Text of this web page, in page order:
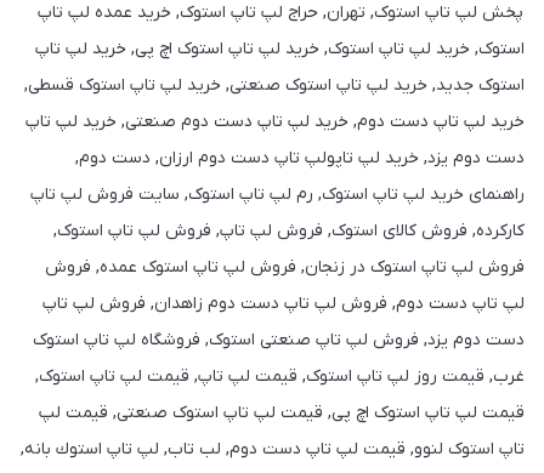
پخش لپ تاپ استوک, تهران, حراج لپ تاپ استوک, خرید عمده لپ تاپ
استوک, خرید لپ تاپ استوک, خرید لپ تاپ استوک اچ پی, خرید لپ تاپ
استوک جدید, خرید لپ تاپ استوک صنعتی, خرید لپ تاپ استوک قسطی,
خرید لپ تاپ دست دوم, خرید لپ تاپ دست دوم صنعتی, خرید لپ تاپ
دست دوم یزد, خرید لپ تاپولپ تاپ دست دوم ارزان, دست دوم,
راهنمای خرید لپ تاپ استوک, رم لپ تاپ استوک, سایت فروش لپ تاپ
کارکرده, فروش کالای استوک, فروش لپ تاپ, فروش لپ تاپ استوک,
فروش لپ تاپ استوک در زنجان, فروش لپ تاپ استوک عمده, فروش
لپ تاپ دست دوم, فروش لپ تاپ دست دوم زاهدان, فروش لپ تاپ
دست دوم یزد, فروش لپ تاپ صنعتی استوک, فروشگاه لپ تاپ استوک
غرب, قیمت روز لپ تاپ استوک, قیمت لپ تاپ, قیمت لپ تاپ استوک,
قیمت لپ تاپ استوک اچ پی, قیمت لپ تاپ استوک صنعتی, قیمت لپ
تاپ استوک لنوو, قیمت لپ تاپ دست دوم, لب تاب, لپ تاپ استوك بانه,